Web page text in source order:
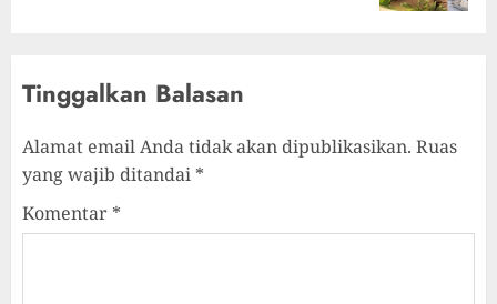
Tinggalkan Balasan
Alamat email Anda tidak akan dipublikasikan. Ruas
yang wajib ditandai *
Komentar *